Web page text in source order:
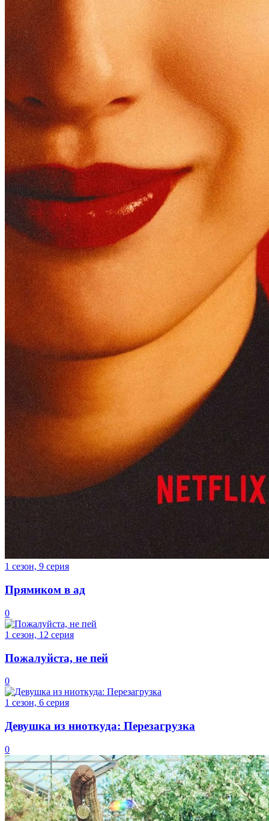
1 сезон, 9 серия
Прямиком в ад
0
1 сезон, 12 серия
Пожалуйста, не пей
0
1 сезон, 6 серия
Девушка из ниоткуда: Перезагрузка
0